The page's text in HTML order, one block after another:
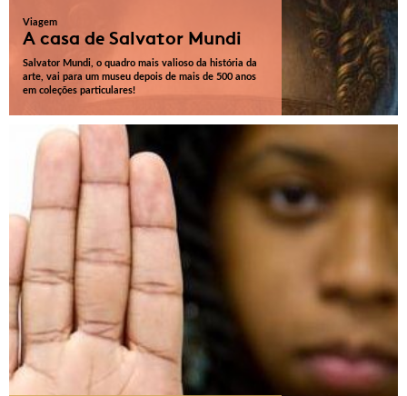
Viagem
A casa de Salvator Mundi
Salvator Mundi, o quadro mais valioso da história da
arte, vai para um museu depois de mais de 500 anos
em coleções particulares!